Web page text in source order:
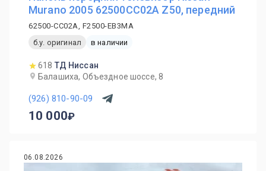
Murano 2005 62500CC02A Z50, передний
62500-CC02A, F2500-EB3MA
б.у. оригинал
в наличии
618 ТД Ниссан
Балашиха, Объездное шоссе, 8
(926) 810-90-09
10 000
06.08.2026